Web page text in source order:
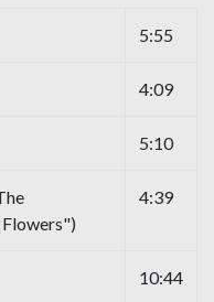
5:55
4:09
5:10
4:39
10:44